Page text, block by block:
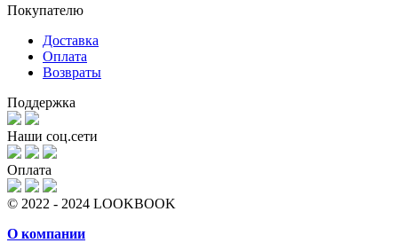
Покупателю
Доставка
Оплата
Возвраты
Поддержка
Наши соц.сети
Оплата
© 2022 - 2024 LOOKBOOK
О компании